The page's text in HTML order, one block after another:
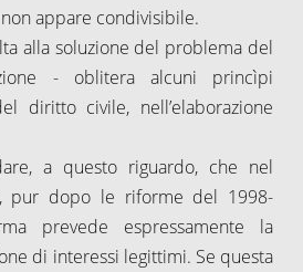
appare condivisibile.
alla soluzione del problema del
- oblitera alcuni princìpi
diritto civile, nell’elaborazione
a questo riguardo, che nel
pur dopo le riforme del 1998-
prevede espressamente la
di interessi legittimi. Se questa